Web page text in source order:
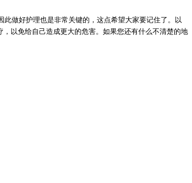
做好护理也是非常关键的，这点希望大家要记住了。以
以免给自己造成更大的危害。如果您还有什么不清楚的地